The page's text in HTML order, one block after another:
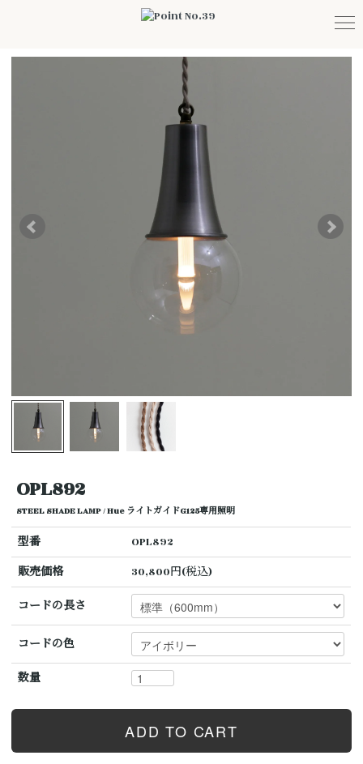
OPL892
STEEL SHADE LAMP / Hue ライトガイドG125専用照明
型番
OPL892
販売価格
30,800円(税込)
コードの長さ
コードの色
数量